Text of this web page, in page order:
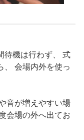
待機は行わず、 式
、 会場内外を使っ
音が増えやすい場
会場の外へ出てお